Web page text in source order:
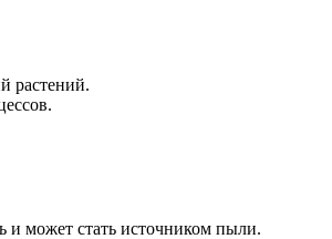
растений.
и может стать источником пыли.